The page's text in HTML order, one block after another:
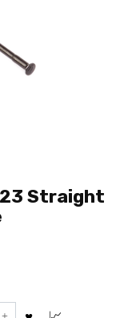
23 Straight